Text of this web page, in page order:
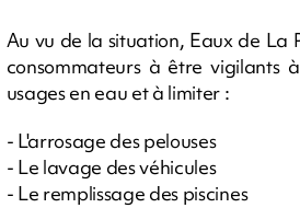
Au vu de la situation, Eaux de La
consommateurs à être vigilants
usages en eau et à limiter :
- L'arrosage des pelouses
- Le lavage des véhicules
- Le remplissage des piscines